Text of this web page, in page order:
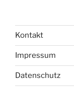
Kontakt
Impressum
Datenschutz